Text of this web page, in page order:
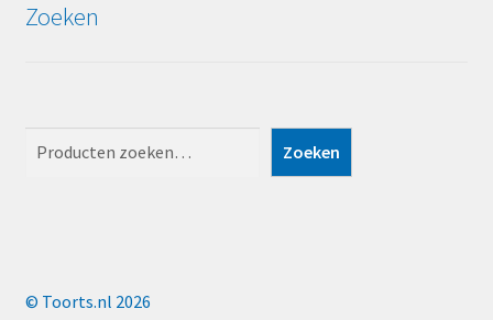
Zoeken
Zoeken
© Toorts.nl 2026